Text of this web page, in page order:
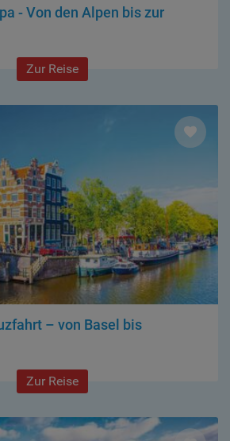
- Von den Alpen bis zur
Zur Reise
– von Basel bis
Zur Reise